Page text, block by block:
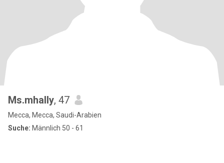
Ms.mhally, 47
Mecca, Mecca, Saudi-Arabien
Suche: Männlich 50 - 61